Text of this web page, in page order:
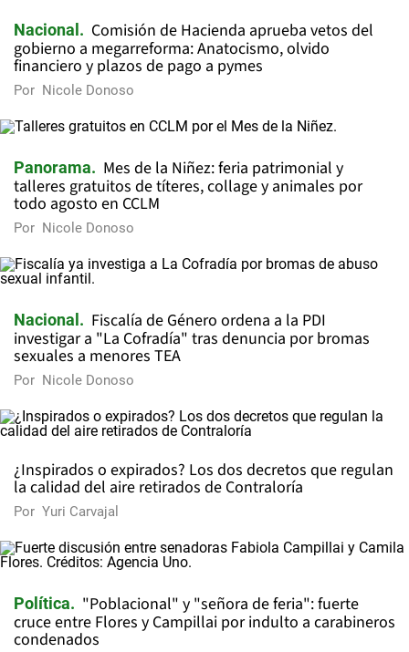
Nacional
Comisión de Hacienda aprueba vetos del
gobierno a megarreforma: Anatocismo, olvido
financiero y plazos de pago a pymes
Por Nicole Donoso
Panorama
Mes de la Niñez: feria patrimonial y
talleres gratuitos de títeres, collage y animales por
todo agosto en CCLM
Por Nicole Donoso
Nacional
Fiscalía de Género ordena a la PDI
investigar a "La Cofradía" tras denuncia por bromas
sexuales a menores TEA
Por Nicole Donoso
¿Inspirados o expirados? Los dos decretos que regulan
la calidad del aire retirados de Contraloría
Por Yuri Carvajal
Política
"Poblacional" y "señora de feria": fuerte
cruce entre Flores y Campillai por indulto a carabineros
condenados